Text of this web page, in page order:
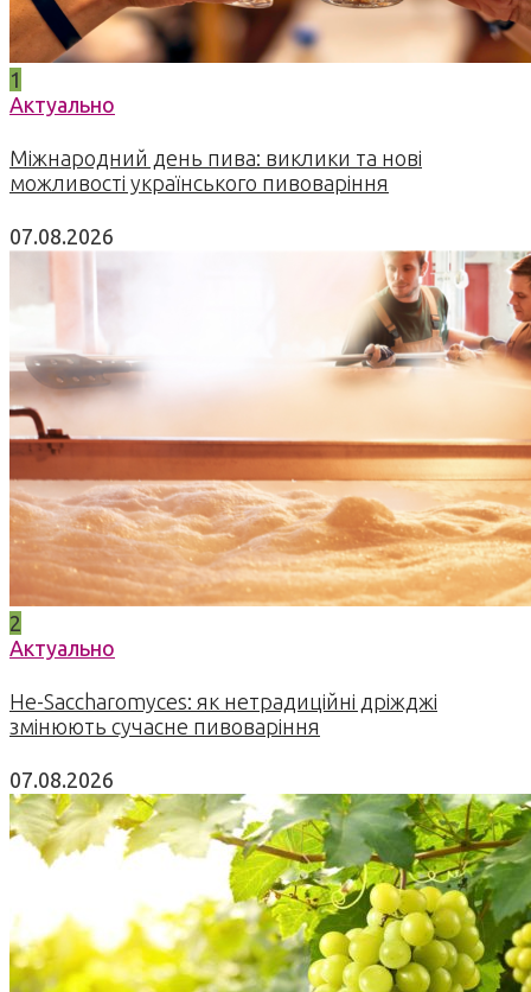
1
Актуально
Міжнародний день пива: виклики та нові
можливості українського пивоваріння
07.08.2026
2
Актуально
Не-Saccharomyces: як нетрадиційні дріжджі
змінюють сучасне пивоваріння
07.08.2026